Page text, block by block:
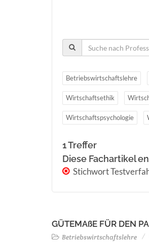
Betriebswirtschaftslehre
Wirtschaftsethik
Wirtschaftspsychologie
1 Treffer
Diese Fachartikel
Stichwort
GÜTEMAßE FÜR DEN
Betriebswirtschaftslehre